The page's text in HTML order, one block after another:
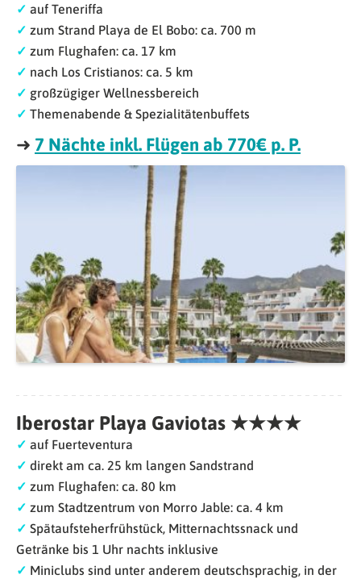
✓ auf Teneriffa
✓ zum Strand Playa de El Bobo: ca. 700 m
✓ zum Flughafen: ca. 17 km
✓ nach Los Cristianos: ca. 5 km
✓ großzügiger Wellnessbereich
✓ Themenabende & Spezialitätenbuffets
➜ 7 Nächte inkl. Flügen ab 770€ p. P.
Iberostar Playa Gaviotas ★★★★
✓ auf Fuerteventura
✓ direkt am ca. 25 km langen Sandstrand
✓ zum Flughafen: ca. 80 km
✓ zum Stadtzentrum von Morro Jable: ca. 4 km
✓ Spätaufsteherfrühstück, Mitternachtssnack und
Getränke bis 1 Uhr nachts inklusive
✓ Miniclubs sind unter anderem deutschsprachig, in der